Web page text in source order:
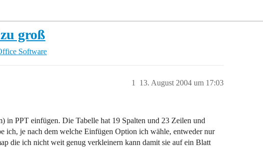
groß
Software
13. August 2004 um 17:03
1
in PPT einfügen. Die Tabelle hat 19 Spalten und 23 Zeilen und
ich, je nach dem welche Einfügen Option ich wähle, entweder nur
die ich nicht weit genug verkleinern kann damit sie auf ein Blatt